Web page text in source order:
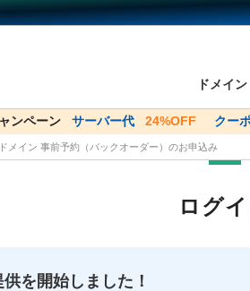
ドメイン
イン検索
サーバー
Domain ネットde診断
意様割引
ードメインをご利用希望の方
ードメインをご利用希望の方
ペーン サーバー代 24%OFF クー
メイン✕コアサーバーV2ビジネス応援キ
メイン 事前予約（バックオーダー）のお申込み
ログ
を開始しました！